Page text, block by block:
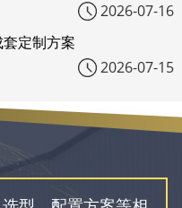
2026-07-16
定制方案
2026-07-15